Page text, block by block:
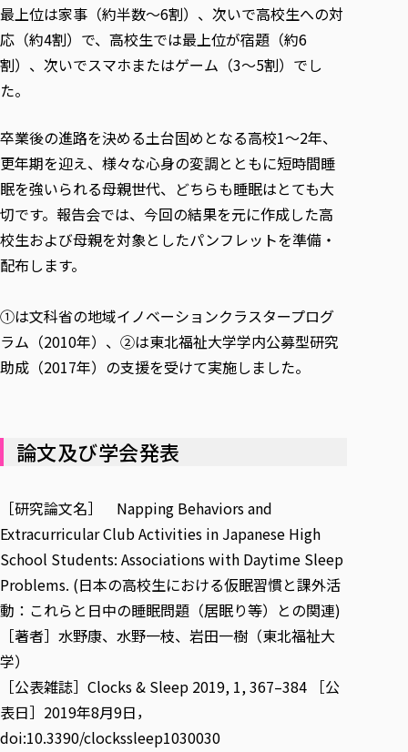
最上位は家事（約半数～6割）、次いで高校生への対
応（約4割）で、高校生では最上位が宿題（約6
割）、次いでスマホまたはゲーム（3～5割）でし
た。
卒業後の進路を決める土台固めとなる高校1～2年、
更年期を迎え、様々な心身の変調とともに短時間睡
眠を強いられる母親世代、どちらも睡眠はとても大
切です。報告会では、今回の結果を元に作成した高
校生および母親を対象としたパンフレットを準備・
配布します。
①は文科省の地域イノベーションクラスタープログ
ラム（2010年）、②は東北福祉大学学内公募型研究
助成（2017年）の支援を受けて実施しました。
論文及び学会発表
［研究論文名］
Napping Behaviors and
Extracurricular Club Activities in Japanese High
School Students: Associations with Daytime Sleep
Problems. (日本の高校生における仮眠習慣と課外活
動：これらと日中の睡眠問題（居眠り等）との関連)
［著者］水野康、水野一枝、岩田一樹（東北福祉大
学）
［公表雑誌］Clocks & Sleep 2019, 1, 367–384 ［公
表日］2019年8月9日，
doi:10.3390/clockssleep1030030